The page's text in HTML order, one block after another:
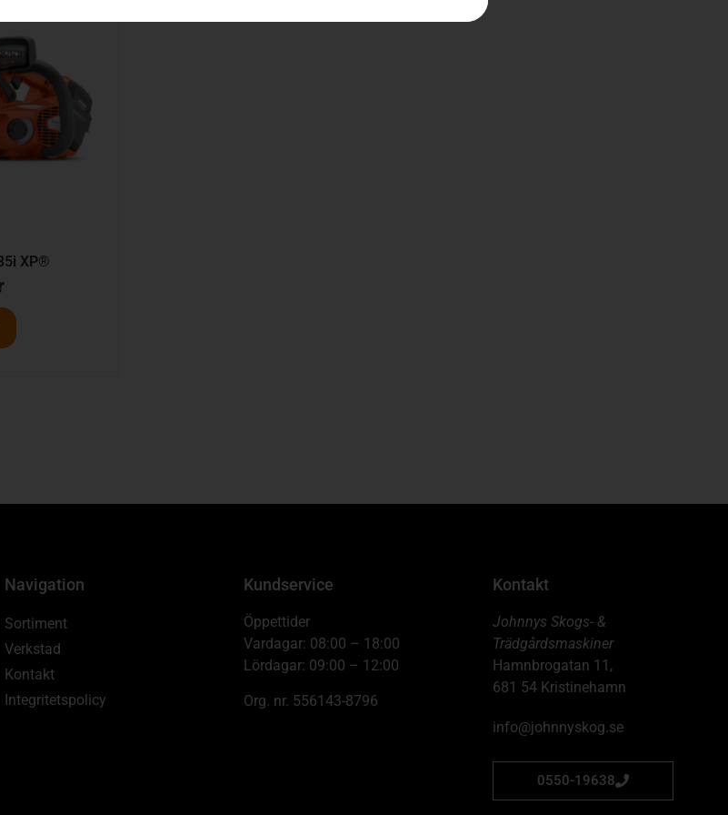
XP®
Navigation
Sortiment
Verkstad
Kontakt
Integritetspolicy
Kundservice
Öppettider
Vardagar: 08:00 – 18:00
Lördagar: 09:00 – 12:00
Org. nr. 556143-8796
Kontakt
Johnnys Skogs- &
Trädgårdsmaskiner
Hamnbrogatan 11,
681 54 Kristinehamn
info@johnnyskog.se
0550-19638